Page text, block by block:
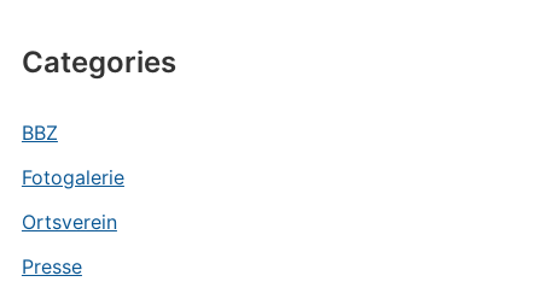
Categories
BBZ
Fotogalerie
Ortsverein
Presse